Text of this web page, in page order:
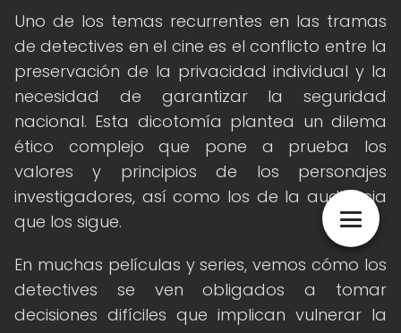
Uno de los temas recurrentes en las tramas
de detectives en el cine es el conflicto entre la
preservación de la privacidad individual y la
necesidad de garantizar la seguridad
nacional. Esta dicotomía plantea un dilema
ético complejo que pone a prueba los
valores y principios de los personajes
investigadores, así como los de la audiencia
que los sigue.
En muchas películas y series, vemos cómo los
detectives se ven obligados a tomar
decisiones difíciles que implican vulnerar la